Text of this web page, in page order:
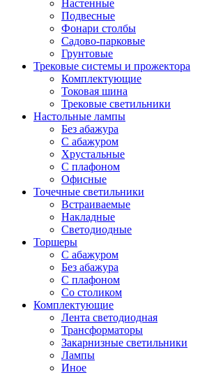
Настенные
Подвесные
Фонари столбы
Садово-парковые
Грунтовые
Трековые системы и прожектора
Комплектующие
Токовая шина
Трековые светильники
Настольные лампы
Без абажура
С абажуром
Хрустальные
С плафоном
Офисные
Точечные светильники
Встраиваемые
Накладные
Светодиодные
Торшеры
С абажуром
Без абажура
С плафоном
Со столиком
Комплектующие
Лента светодиодная
Трансформаторы
Закарнизные светильники
Лампы
Иное